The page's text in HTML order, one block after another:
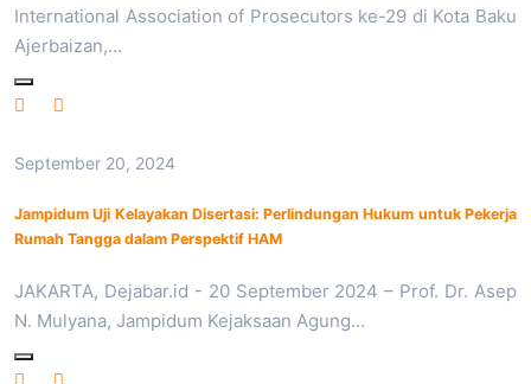
International Association of Prosecutors ke-29 di Kota Baku
Ajerbaizan,…
September 20, 2024
Jampidum Uji Kelayakan Disertasi: Perlindungan Hukum untuk Pekerja
Rumah Tangga dalam Perspektif HAM
JAKARTA, Dejabar.id - 20 September 2024 – Prof. Dr. Asep
N. Mulyana, Jampidum Kejaksaan Agung…